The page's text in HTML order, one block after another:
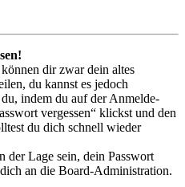
dir zwar dein altes
du kannst es jedoch
indem du auf der Anmelde-
vergessen“ klickst und den
du dich schnell wieder
der Lage sein, dein Passwort
an die Board-Administration.